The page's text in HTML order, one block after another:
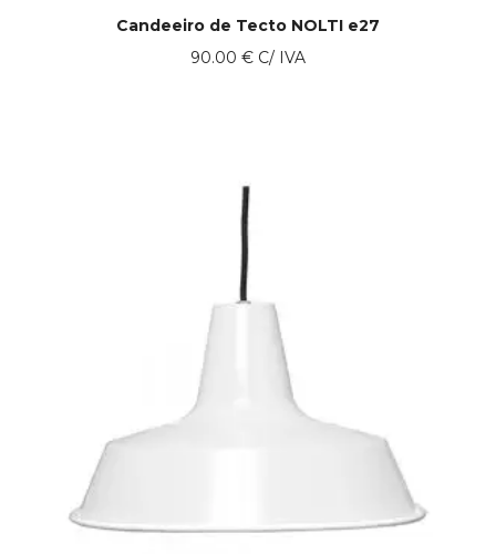
Candeeiro de Tecto NOLTI e27
90.00 € C/ IVA